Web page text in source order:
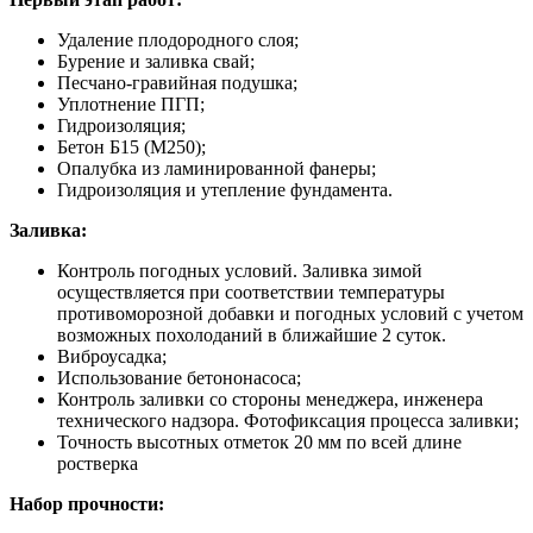
Удаление плодородного слоя;
Бурение и заливка свай;
Песчано-гравийная подушка;
Уплотнение ПГП;
Гидроизоляция;
Бетон Б15 (М250);
Опалубка из ламинированной фанеры;
Гидроизоляция и утепление фундамента.
Заливка:
Контроль погодных условий. Заливка зимой
осуществляется при соответствии температуры
противоморозной добавки и погодных условий с учетом
возможных похолоданий в ближайшие 2 суток.
Виброусадка;
Использование бетононасоса;
Контроль заливки со стороны менеджера, инженера
технического надзора. Фотофиксация процесса заливки;
Точность высотных отметок 20 мм по всей длине
ростверка
Набор прочности: